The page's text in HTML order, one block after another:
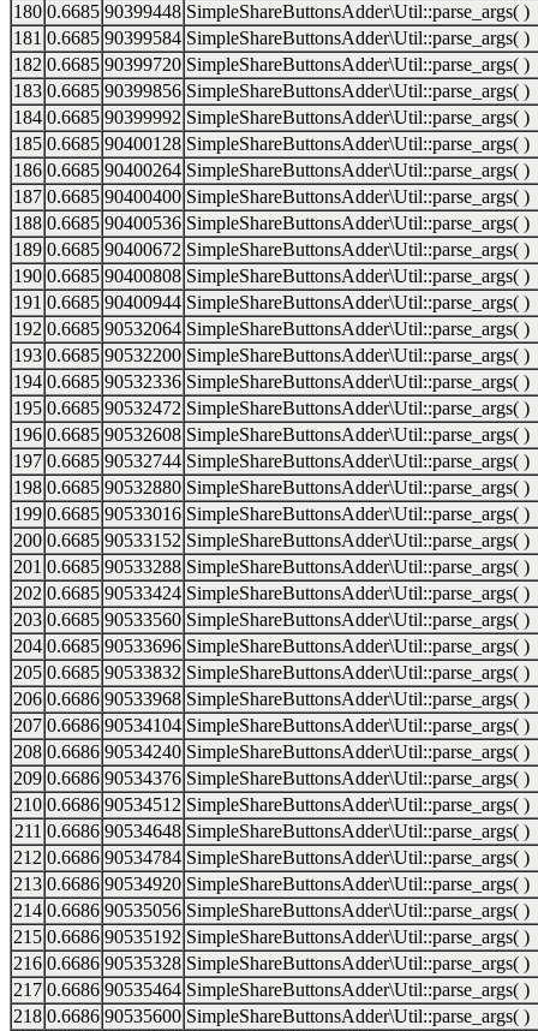
180 0.6685 90399448 SimpleShareButtonsAdder\Util::parse_args( )
181 0.6685 90399584 SimpleShareButtonsAdder\Util::parse_args( )
182 0.6685 90399720 SimpleShareButtonsAdder\Util::parse_args( )
183 0.6685 90399856 SimpleShareButtonsAdder\Util::parse_args( )
184 0.6685 90399992 SimpleShareButtonsAdder\Util::parse_args( )
185 0.6685 90400128 SimpleShareButtonsAdder\Util::parse_args( )
186 0.6685 90400264 SimpleShareButtonsAdder\Util::parse_args( )
187 0.6685 90400400 SimpleShareButtonsAdder\Util::parse_args( )
188 0.6685 90400536 SimpleShareButtonsAdder\Util::parse_args( )
189 0.6685 90400672 SimpleShareButtonsAdder\Util::parse_args( )
190 0.6685 90400808 SimpleShareButtonsAdder\Util::parse_args( )
191 0.6685 90400944 SimpleShareButtonsAdder\Util::parse_args( )
192 0.6685 90532064 SimpleShareButtonsAdder\Util::parse_args( )
193 0.6685 90532200 SimpleShareButtonsAdder\Util::parse_args( )
194 0.6685 90532336 SimpleShareButtonsAdder\Util::parse_args( )
195 0.6685 90532472 SimpleShareButtonsAdder\Util::parse_args( )
196 0.6685 90532608 SimpleShareButtonsAdder\Util::parse_args( )
197 0.6685 90532744 SimpleShareButtonsAdder\Util::parse_args( )
198 0.6685 90532880 SimpleShareButtonsAdder\Util::parse_args( )
199 0.6685 90533016 SimpleShareButtonsAdder\Util::parse_args( )
200 0.6685 90533152 SimpleShareButtonsAdder\Util::parse_args( )
201 0.6685 90533288 SimpleShareButtonsAdder\Util::parse_args( )
202 0.6685 90533424 SimpleShareButtonsAdder\Util::parse_args( )
203 0.6685 90533560 SimpleShareButtonsAdder\Util::parse_args( )
204 0.6685 90533696 SimpleShareButtonsAdder\Util::parse_args( )
205 0.6685 90533832 SimpleShareButtonsAdder\Util::parse_args( )
206 0.6686 90533968 SimpleShareButtonsAdder\Util::parse_args( )
207 0.6686 90534104 SimpleShareButtonsAdder\Util::parse_args( )
208 0.6686 90534240 SimpleShareButtonsAdder\Util::parse_args( )
209 0.6686 90534376 SimpleShareButtonsAdder\Util::parse_args( )
210 0.6686 90534512 SimpleShareButtonsAdder\Util::parse_args( )
211 0.6686 90534648 SimpleShareButtonsAdder\Util::parse_args( )
212 0.6686 90534784 SimpleShareButtonsAdder\Util::parse_args( )
213 0.6686 90534920 SimpleShareButtonsAdder\Util::parse_args( )
214 0.6686 90535056 SimpleShareButtonsAdder\Util::parse_args( )
215 0.6686 90535192 SimpleShareButtonsAdder\Util::parse_args( )
216 0.6686 90535328 SimpleShareButtonsAdder\Util::parse_args( )
217 0.6686 90535464 SimpleShareButtonsAdder\Util::parse_args( )
218 0.6686 90535600 SimpleShareButtonsAdder\Util::parse_args( )